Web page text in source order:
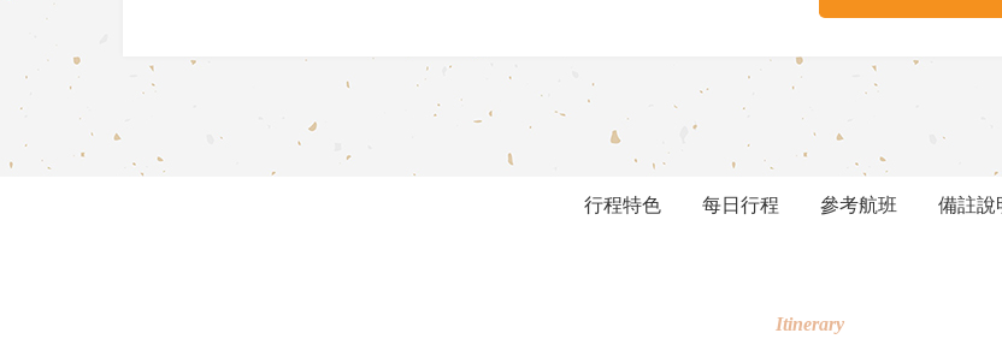
行程特色 每日行程 參考航班 備註說
Itinerary